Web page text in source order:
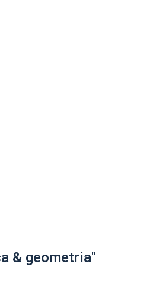
& geometria"